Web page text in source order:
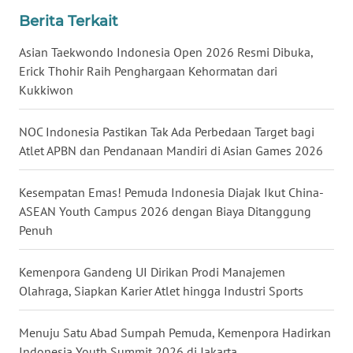
Berita Terkait
Asian Taekwondo Indonesia Open 2026 Resmi Dibuka,
Erick Thohir Raih Penghargaan Kehormatan dari
Kukkiwon
NOC Indonesia Pastikan Tak Ada Perbedaan Target bagi
Atlet APBN dan Pendanaan Mandiri di Asian Games 2026
Kesempatan Emas! Pemuda Indonesia Diajak Ikut China-
ASEAN Youth Campus 2026 dengan Biaya Ditanggung
Penuh
Kemenpora Gandeng UI Dirikan Prodi Manajemen
Olahraga, Siapkan Karier Atlet hingga Industri Sports
Menuju Satu Abad Sumpah Pemuda, Kemenpora Hadirkan
WN
SUMBAR
WN
SUMSEL
WN
BENGKULU
LAMPUNG
WN
JATENG